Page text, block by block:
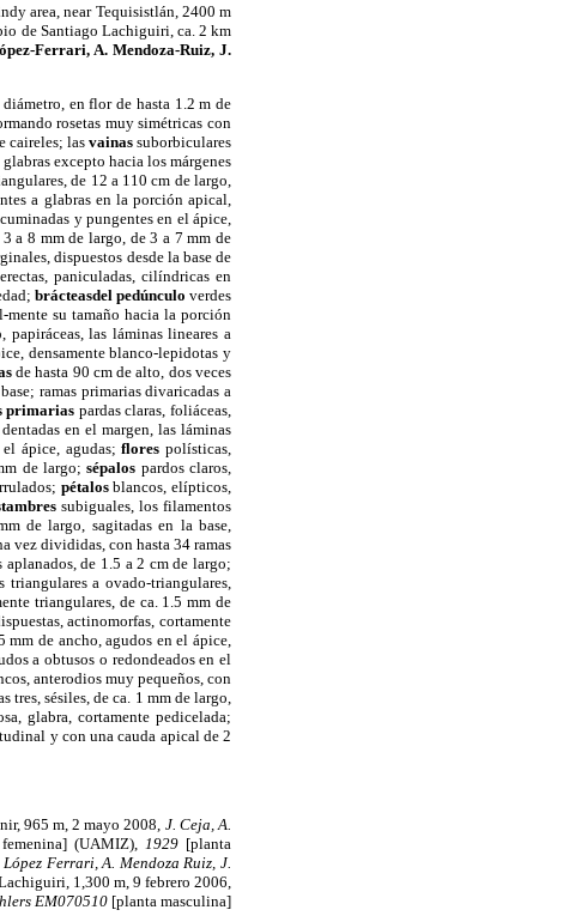
area, near Tequisistlán, 2400 m
de Santiago Lachiguiri, ca. 2 km
Ferrari, A. Mendoza-Ruiz, J.
en flor de hasta 1.2 m de
rosetas muy simétricas con
caireles; las vainassuborbiculares
excepto hacia los márgenes
de 12 a 110 cm de largo,
a glabras en la porción apical,
y pungentes en el ápice,
a 8 mm de largo, de 3 a 7 mm de
dispuestos desde la base de
paniculadas, cilíndricas en
brácteasdel pedúnculo verdes
mente su tamaño hacia la porción
las láminas lineares a
densamente blanco-lepidotas y
de hasta 90 cm de alto, dos veces
ramas primarias divaricadas a
primarias pardas claras, foliáceas,
en el margen, las láminas
ápice, agudas;flores polísticas,
de largo;sépalos pardos claros,
pétalosblancos, elípticos,
subiguales, los filamentos
de largo, sagitadas en la base,
vez divididas, con hasta 34 ramas
de 1.5 a 2 cm de largo;
a ovado-triangulares,
triangulares, de ca. 1.5 mm de
actinomorfas, cortamente
de ancho, agudos en el ápice,
a obtusos o redondeados en el
anterodios muy pequeños, con
tres, sésiles, de ca. 1 mm de largo,
glabra, cortamente pedicelada;
y con una cauda apical de 2
965 m, 2 mayo 2008, J. Ceja, A.
(UAMIZ),1929 [planta
Ferrari, A. Mendoza Ruiz, J.
1,300 m, 9 febrero 2006,
EM070510[planta masculina]